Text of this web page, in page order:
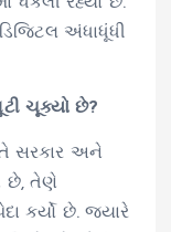
અંધાધૂંધી
ચૂક્યો છે?
સરકાર અને
છે, તેણે
કર્યો છે. જ્યારે